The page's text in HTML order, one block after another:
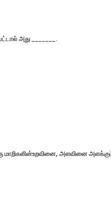
அது _______.
மாறிகளின்உறவினை, அளவினை